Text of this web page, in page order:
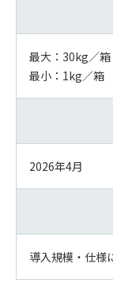
最大：30kg／箱
最小：1kg／箱
2026年4月
導入規模・仕様